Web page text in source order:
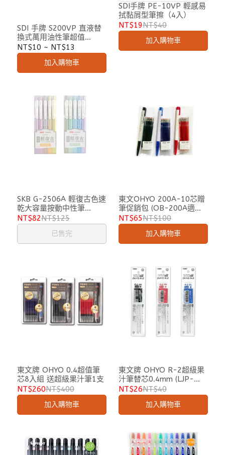
SDI 手牌 S200VP 直液替
換式萬用油性筆超值
包/S200R補充替芯
NT$10 ~ NT$13
加入購物車
升 質軟易拭，使用順暢不傷
紙 黏屑集中易清理，擦拭時
不會弄髒桌面 考試專用橡皮
擦，輕鬆擦拭答案卡
SDI手牌 PE-10VP 輕感易
拭黏屑型筆擦（4入）
NT$19NT$40
加入購物車
SKB G-2506A 輕復古色速
乾大容量按動中性筆
0.5mm / 5入
NT$82NT$125
已售完
東文OHYO 200A-10芯贈
筆促銷包 (OB-200A適用)
200A替芯
NT$65NT$100
加入購物車
東文牌 OHYO 0.4超值筆
芯8入組 送超級果汁筆1支
NT$260NT$400
加入購物車
東文牌 OHYO R-2超級果
汁筆替芯0.4mm (LJP-
20S4 Juice up超級果汁筆)
NT$26NT$40
加入購物車